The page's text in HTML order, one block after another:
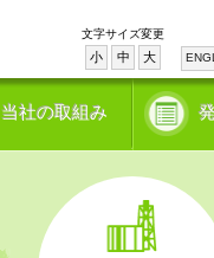
文字サイズ変更
小 中 大
当社の取組み